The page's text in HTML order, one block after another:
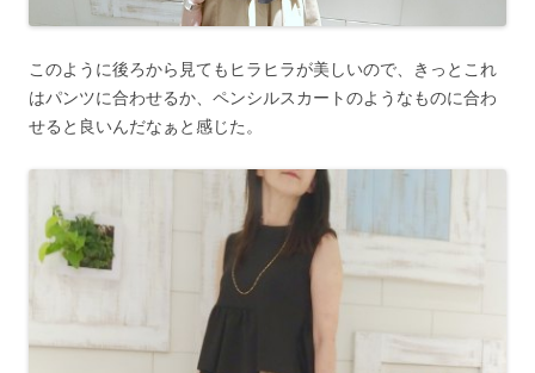
このように後ろから見てもヒラヒラが美しいので、きっとこれ
はパンツに合わせるか、ペンシルスカートのようなものに合わ
せると良いんだなぁと感じた。